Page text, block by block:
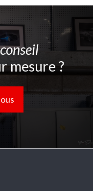
conseil
mesure ?